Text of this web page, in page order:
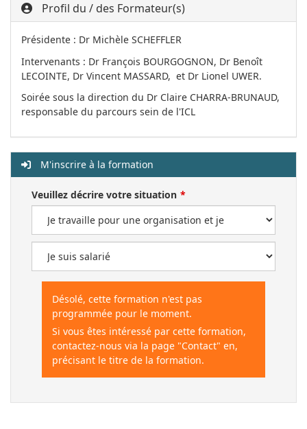
Profil du / des Formateur(s)
Présidente : Dr Michèle SCHEFFLER
Intervenants : Dr François BOURGOGNON, Dr Benoît
LECOINTE, Dr Vincent MASSARD, et Dr Lionel UWER.
Soirée sous la direction du Dr Claire CHARRA-BRUNAUD,
responsable du parcours sein de l'ICL
M'inscrire à la formation
Veuillez décrire votre situation
Désolé, cette formation n'est pas
programmée pour le moment.
Si vous êtes intéressé par cette formation,
contactez-nous via la page "Contact" en,
précisant le titre de la formation.